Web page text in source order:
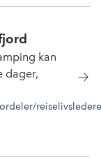
kan
dager,